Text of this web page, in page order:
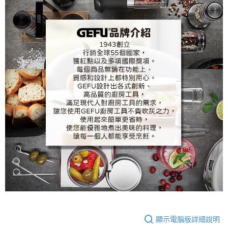
顯示電腦版詳細說明